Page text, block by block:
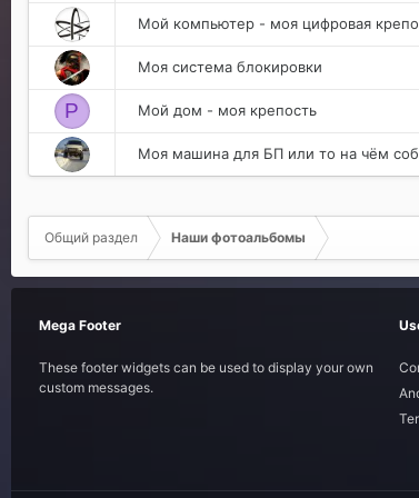
Мой компьютер - моя цифровая
Моя система блокировки
P Мой дом - моя крепость
Моя машина для БП или то на чём
Общий раздел Наши фотоальбомы
Mega Footer
These footer widgets can be used to display your own
custom messages.